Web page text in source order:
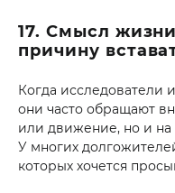
17. Смысл
причину
Когда исследователи
они часто обращают
или движение, но и
У многих
которых хочется